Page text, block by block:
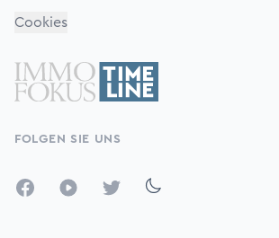
Cookies
FOLGEN SIE UNS
FacebookYouTubeTwitter